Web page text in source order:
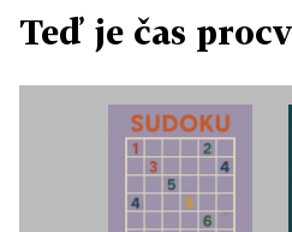
Teď je čas